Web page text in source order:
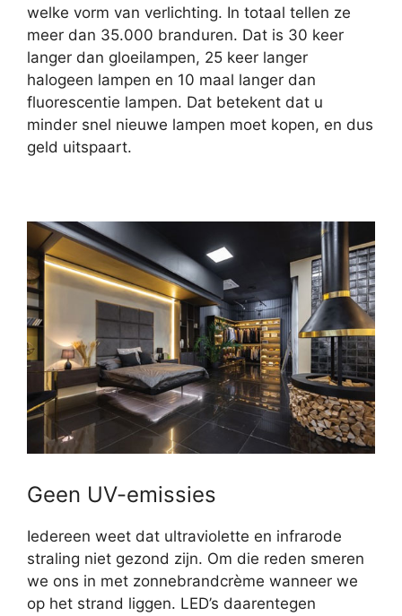
welke vorm van verlichting. In totaal tellen ze
meer dan 35.000 branduren. Dat is 30 keer
langer dan gloeilampen, 25 keer langer
halogeen lampen en 10 maal langer dan
fluorescentie lampen. Dat betekent dat u
minder snel nieuwe lampen moet kopen, en dus
geld uitspaart.
Geen UV-emissies
Iedereen weet dat ultraviolette en infrarode
straling niet gezond zijn. Om die reden smeren
we ons in met zonnebrandcrème wanneer we
op het strand liggen. LED’s daarentegen